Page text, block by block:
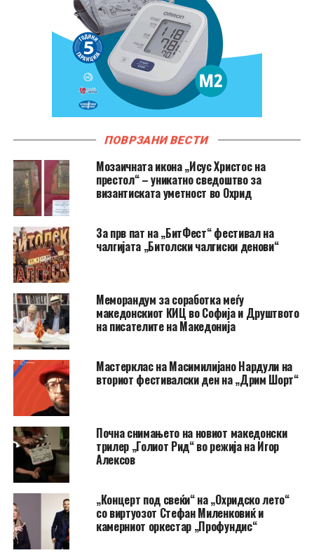
ПОВРЗАНИ ВЕСТИ
Мозаичната икона „Исус Христос на
престол“ – уникатно сведоштво за
византиската уметност во Охрид
За прв пат на „БитФест“ фестивал на
чалгијата „Битолски чалгиски денови“
Меморандум за соработка меѓу
македонскиот КИЦ во Софија и Друштвото
на писателите на Македонија
Мастерклас на Масимилијано Нардули на
вториот фестивалски ден на „Дрим Шорт“
Почна снимањето на новиот македонски
трилер „Голиот Рид“ во режија на Игор
Алексов
„Концерт под свеќи“ на „Охридско лето“
со виртуозот Стефан Миленковиќ и
камерниот оркестар „Профундис“